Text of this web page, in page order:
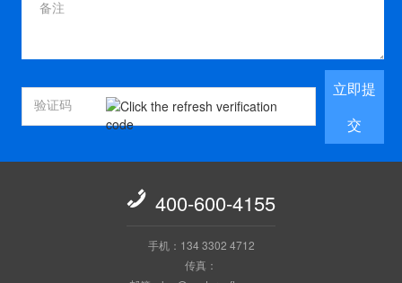
立即提
交
 400-600-4155
手机：134 3302 4712
传真：